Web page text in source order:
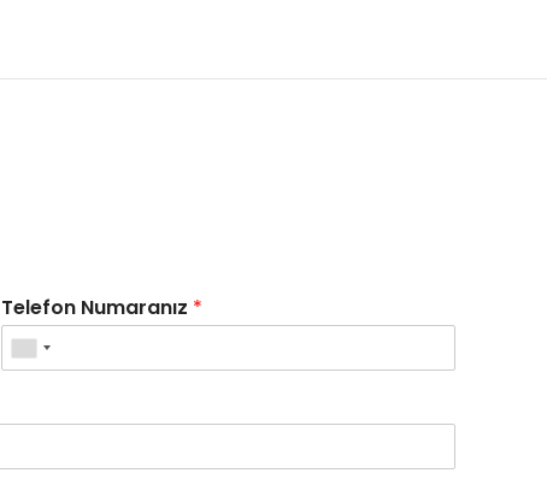
Telefon Numaranız *